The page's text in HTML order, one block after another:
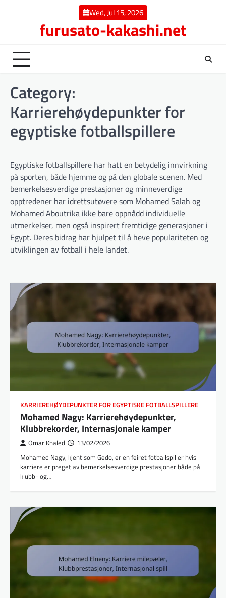
Wed, Jul 15, 2026
furusato-kakashi.net
Category:
Karrierehøydepunkter for
egyptiske fotballspillere
Egyptiske fotballspillere har hatt en betydelig innvirkning
på sporten, både hjemme og på den globale scenen. Med
bemerkelsesverdige prestasjoner og minneverdige
opptredener har idrettsutøvere som Mohamed Salah og
Mohamed Aboutrika ikke bare oppnådd individuelle
utmerkelser, men også inspirert fremtidige generasjoner i
Egypt. Deres bidrag har hjulpet til å heve populariteten og
utviklingen av fotball i hele landet.
KARRIEREHØYDEPUNKTER FOR EGYPTISKE FOTBALLSPILLERE
Mohamed Nagy: Karrierehøydepunkter,
Klubbrekorder, Internasjonale kamper
Omar Khaled 13/02/2026
Mohamed Nagy, kjent som Gedo, er en feiret fotballspiller hvis
karriere er preget av bemerkelsesverdige prestasjoner både på
klubb- og…